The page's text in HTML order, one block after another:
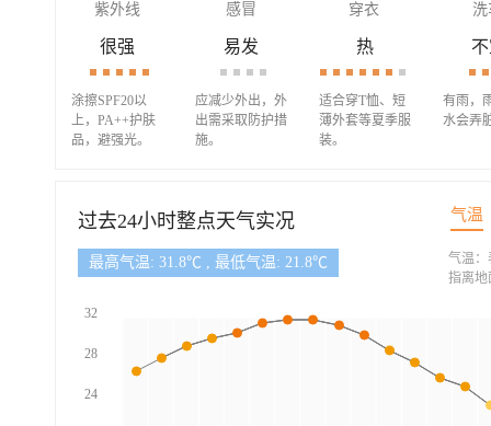
紫外线 感冒 穿衣 洗
很强
涂擦SPF20以
上，PA++护肤
品，避强光。
易发
应减少外出，外
出需采取防护措
施。
热
适合穿T恤、短
薄外套等夏季服
装。
有雨，
水会弄
过去24小时整点天气实况 气温
最高气温: 31.8℃ , 最低气温: 21.8℃
32
28
24
气温：
指离地